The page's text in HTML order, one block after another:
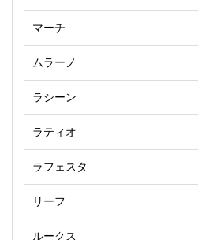
マーチ
ムラーノ
ラシーン
ラティオ
ラフェスタ
リーフ
ルークス